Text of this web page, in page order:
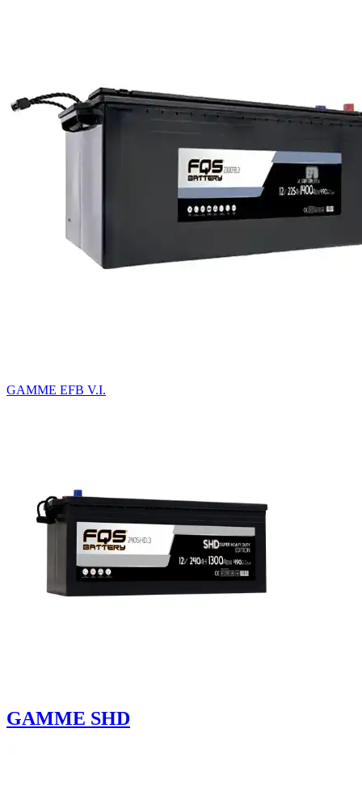
GAMME EFB V.I.
GAMME SHD